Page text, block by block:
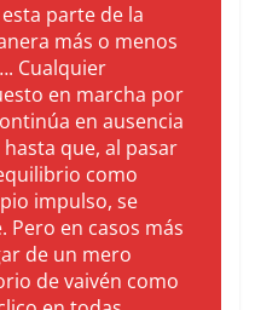
parte de la
más o menos
Cualquier
en marcha por
en ausencia
que, al pasar
como
impulso, se
Pero en casos más
de un mero
de vaivén como